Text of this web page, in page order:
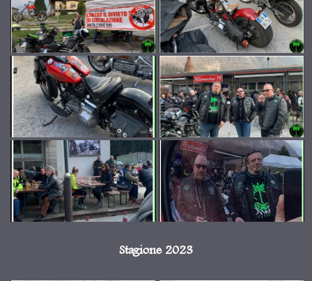
Stagione 2023